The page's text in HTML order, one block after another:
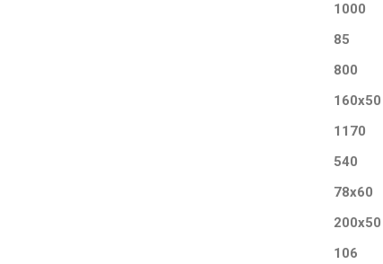
1000
85
800
160x50
1170
540
78x60
200x50
106